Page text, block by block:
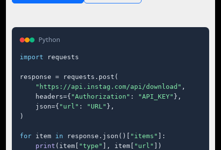
Python
import requests
response = requests.post(
"https://api.instag.com/api/download" ,
    headers={
"Authorization" : "API_KEY" },
    json={
"url" : "URL" },
)
for item in response.json()[ "items"
]:
print (item[ "type" ], item[ "url" ])